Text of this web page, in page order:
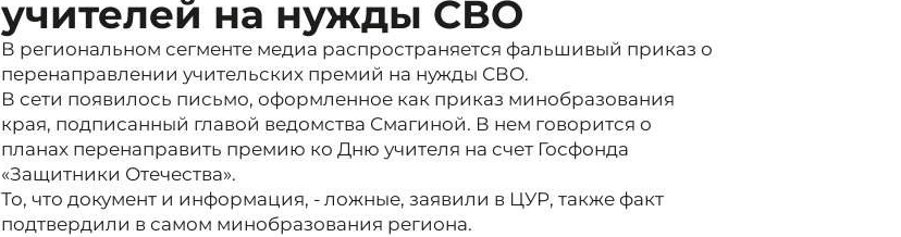
учителей на нужды СВО
В региональном сегменте медиа распространяется фальшивый приказ о
перенаправлении учительских премий на нужды СВО.
В сети появилось письмо, оформленное как приказ минобразования
края, подписанный главой ведомства Смагиной. В нем говорится о
планах перенаправить премию ко Дню учителя на счет Госфонда
«Защитники Отечества».
То, что документ и информация, - ложные, заявили в ЦУР, также факт
подтвердили в самом минобразования региона.